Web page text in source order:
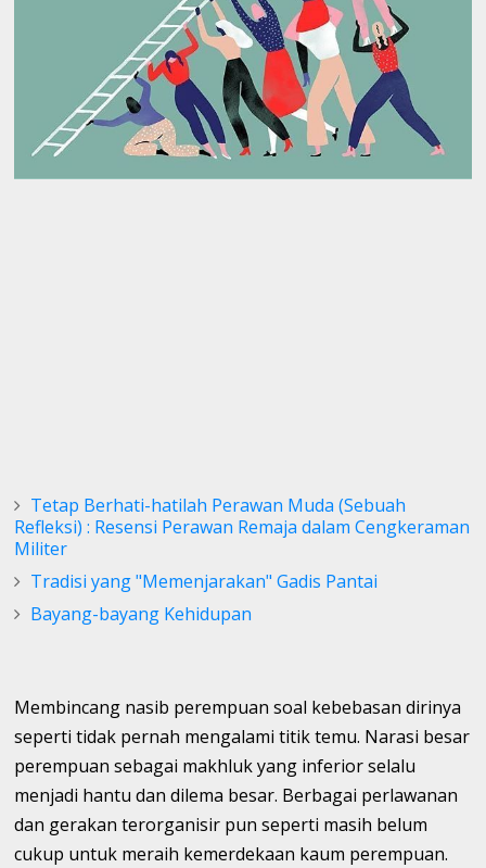
Tetap Berhati-hatilah Perawan Muda (Sebuah
Refleksi) : Resensi Perawan Remaja dalam Cengkeraman
Militer
Tradisi yang "Memenjarakan" Gadis Pantai
Bayang-bayang Kehidupan
Membincang nasib perempuan soal kebebasan dirinya
seperti tidak pernah mengalami titik temu. Narasi besar
perempuan sebagai makhluk yang inferior selalu
menjadi hantu dan dilema besar. Berbagai perlawanan
dan gerakan terorganisir pun seperti masih belum
cukup untuk meraih kemerdekaan kaum perempuan.